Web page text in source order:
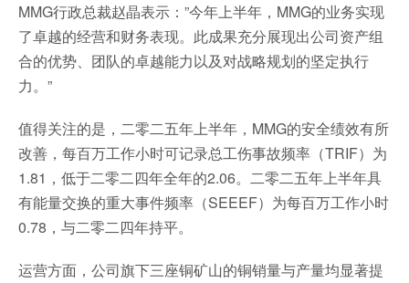
MMG行政总裁赵晶表示：”今年上半年，MMG的业务实现
了卓越的经营和财务表现。此成果充分展现出公司资产组
合的优势、团队的卓越能力以及对战略规划的坚定执行
力。”
值得关注的是，二零二五年上半年，MMG的安全绩效有所
改善，每百万工作小时可记录总工伤事故频率（TRIF）为
1.81，低于二零二四年全年的2.06。二零二五年上半年具
有能量交换的重大事件频率（SEEEF）为每百万工作小时
0.78，与二零二四年持平。
运营方面，公司旗下三座铜矿山的铜销量与产量均显著提